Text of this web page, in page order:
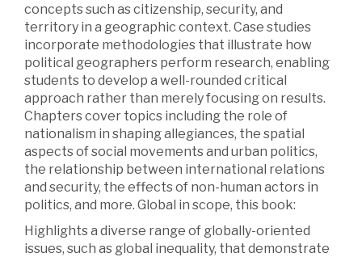
concepts such as citizenship, security, and
territory in a geographic context. Case studies
incorporate methodologies that illustrate how
political geographers perform research, enabling
students to develop a well-rounded critical
approach rather than merely focusing on results.
Chapters cover topics including the role of
nationalism in shaping allegiances, the spatial
aspects of social movements and urban politics,
the relationship between international relations
and security, the effects of non-human actors in
politics, and more. Global in scope, this book:
Highlights a diverse range of globally-oriented
issues, such as global inequality, that demonstrate